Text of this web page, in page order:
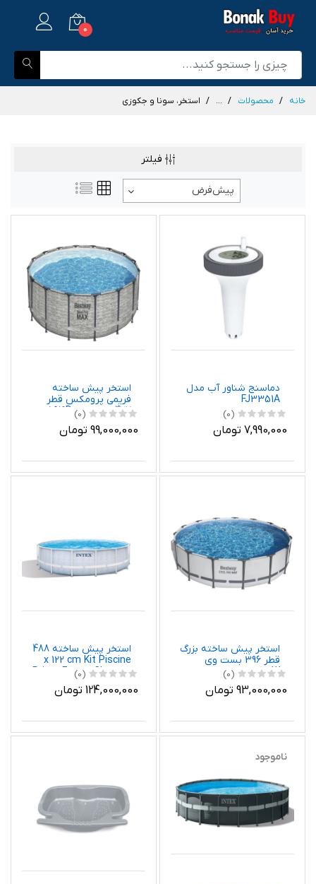
0
خانه محصولات ... استخر، سونا و جکوزی
فیلتر
پیش‌فرض
دماسنج شناور آب مدل
FJ3351A
(0)
7,990,000 تومان
استخر پیش ساخته
فریمی پرومکس قطر
427 بست وی 5619D
(0)
99,000,000 تومان
استخر پیش ساخته بزرگ
قطر 396 بست وی
5618W
(0)
93,000,000 تومان
استخر پیش ساخته 488
x 122 cm Kit Piscine
Prism Frame Chevron
اینتکس 26746 Intex
(0)
124,000,000 تومان
ناموجود